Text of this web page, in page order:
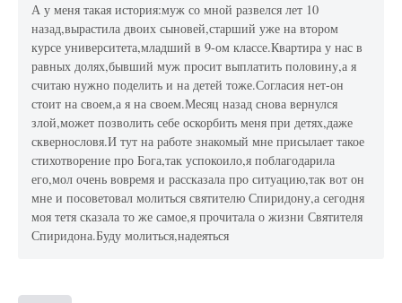
А у меня такая история:муж со мной развелся лет 10
назад,вырастила двоих сыновей,старший уже на втором
курсе университета,младший в 9-ом классе.Квартира у нас в
равных долях,бывший муж просит выплатить половину,а я
считаю нужно поделить и на детей тоже.Согласия нет-он
стоит на своем,а я на своем.Месяц назад снова вернулся
злой,может позволить себе оскорбить меня при детях,даже
сквернословя.И тут на работе знакомый мне присылает такое
стихотворение про Бога,так успокоило,я поблагодарила
его,мол очень вовремя и рассказала про ситуацию,так вот он
мне и посоветовал молиться святителю Спиридону,а сегодня
моя тетя сказала то же самое,я прочитала о жизни Святителя
Спиридона.Буду молиться,надеяться